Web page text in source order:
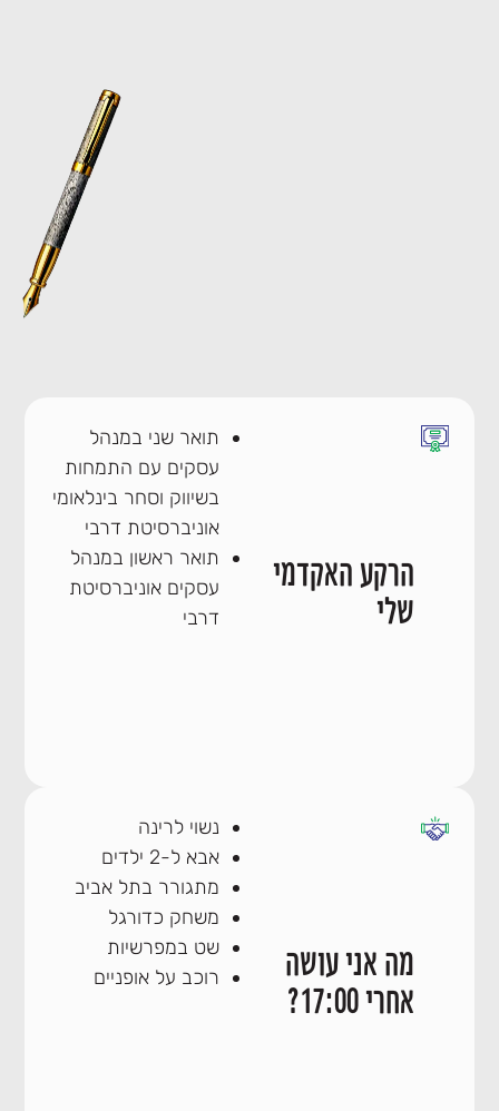
הרקע האקדמי
שלי
תואר שני במנהל
עסקים עם התמחות
בשיווק וסחר בינלאומי
אוניברסיטת דרבי
תואר ראשון במנהל
עסקים אוניברסיטת
דרבי
מה אני עושה
אחרי 17:00?
נשוי לרינה
אבא ל-2 ילדים
מתגורר בתל אביב
משחק כדורגל
שט במפרשיות
רוכב על אופניים